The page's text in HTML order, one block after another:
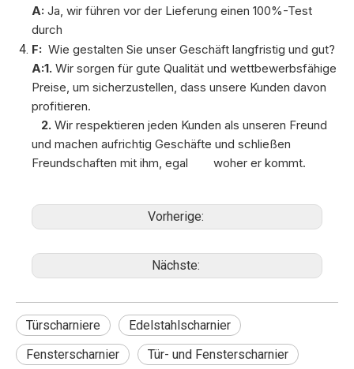
A: Ja, wir führen vor der Lieferung einen 100%-Test
durch
F: Wie gestalten Sie unser Geschäft langfristig und gut?
A:1. Wir sorgen für gute Qualität und wettbewerbsfähige
Preise, um sicherzustellen, dass unsere Kunden davon
profitieren.
2. Wir respektieren jeden Kunden als unseren Freund
und machen aufrichtig Geschäfte und schließen
Freundschaften mit ihm, egal woher er kommt.
Vorherige:
Nächste:
Türscharniere
Edelstahlscharnier
Fensterscharnier
Tür- und Fensterscharnier